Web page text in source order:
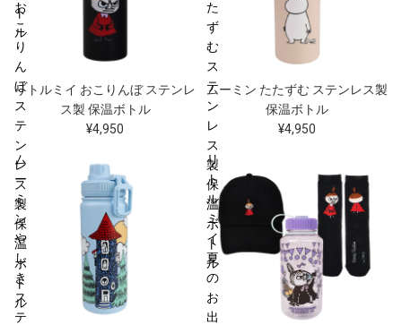
ト
ル
お
こ
り
ん
ぼ
ス
テ
ン
レ
ス
製
保
温
ボ
ト
ル
リトルミイ おこりんぼ ステンレ
ス製 保温ボトル
¥4,950
た
ず
む
ス
テ
ン
レ
ス
製
保
温
ボ
ト
ル
ムーミン たたずむ ステンレス製
保温ボトル
¥4,950
ム
ー
ミ
ン
や
し
き
ス
テ
リ
ト
ル
ミ
イ
夏
の
お
出